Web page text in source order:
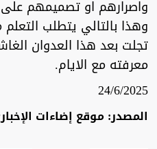
واصرارهم او تصميمهم
وهذا بالتالي يتطلب
تجلت بعد هذا العدوان
معرفته مع الايام.
24/6/2025
المصدر: موقع إضاءات